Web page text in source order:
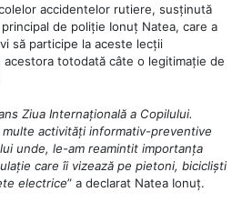
accidentelor rutiere, susținută
de poliție Ionuț Natea, care a
să participe la aceste lecții
totodată câte o legitimație de
Ziua Internațională a Copilului.
activități informativ-preventive
unde, le-am reamintit importanța
care îi vizează pe pietoni, bicicliști
electrice” a declarat Natea Ionuț.